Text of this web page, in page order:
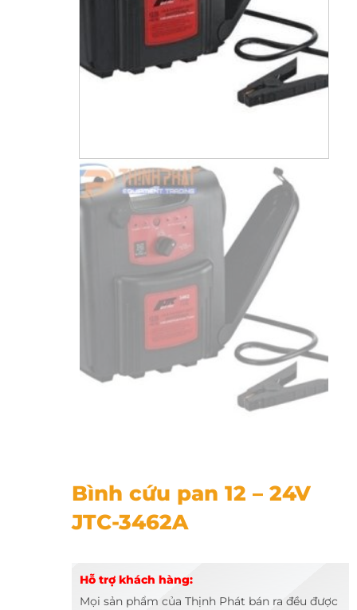
Bình cứu pan 12 – 24V
JTC-3462A
Hỗ trợ khách hàng:
Mọi sản phẩm của Thịnh Phát bán ra đều được